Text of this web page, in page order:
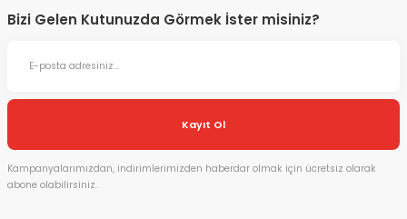
Bizi Gelen Kutunuzda Görmek İster misiniz?
Kayıt Ol
Kampanyalarımızdan, indirimlerimizden haberdar olmak için ücretsiz olarak
abone olabilirsiniz.